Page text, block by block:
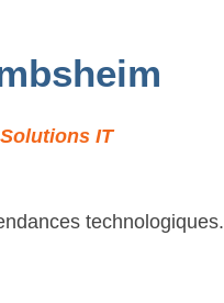
IT
technologiques.